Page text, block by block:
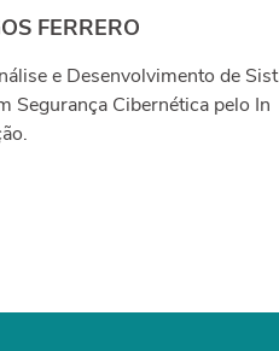
FERRERO
e Desenvolvimento de Sist
Segurança Cibernética pelo In